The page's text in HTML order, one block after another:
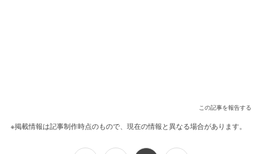
この記事を報告する
※掲載情報は記事制作時点のもので、現在の情報と異なる場合があります。